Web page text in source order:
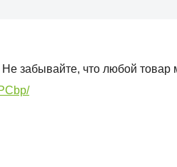
забывайте, что любой товар